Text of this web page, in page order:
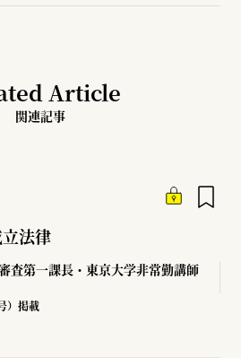
Article
関連記事
法律
査第一課長・東京大学非常勤講師
）掲載